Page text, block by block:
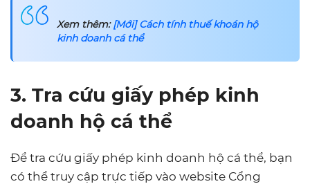
Xem thêm:[Mới] Cách tính thuế khoán hộ
kinh doanh cá thể
3. Tra cứu giấy phép kinh
doanh hộ cá thể
Để tra cứu giấy phép kinh doanh hộ cá thể, bạn
có thể truy cập trực tiếp vào website Cổng